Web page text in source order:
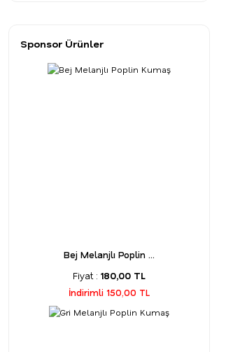
Sponsor Ürünler
Bej Melanjlı Poplin ...
Fiyat : 180,00 TL
İndirimli 150,00 TL